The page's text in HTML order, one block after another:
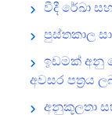
වීදී රේඛා
පුස්තකාල
ඉඩමක් අනු
අවසර පත්‍රය
අනුකූලතා